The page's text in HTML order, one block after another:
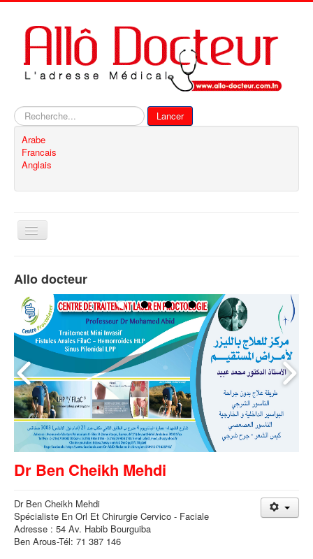
Rechercher
Lancer
Arabe
Francais
Anglais
Basculer
Contact
Allo docteur
Dr Ben Cheikh Mehdi
Dr Ben Cheikh Mehdi
Spécialiste En Orl Et Chirurgie Cervico - Faciale
Adresse : 54 Av. Habib Bourguiba
Ben Arous-Tél: 71 387 146